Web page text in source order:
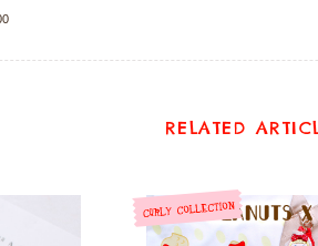
RELATED